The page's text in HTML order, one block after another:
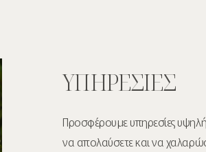
ΥΠΗΡΕΣΙΕΣ
Προσφέρουμε υπηρεσίες
να απολαύσετε και να